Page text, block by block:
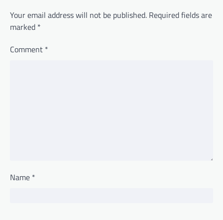
Your email address will not be published. Required fields are
marked *
Comment *
Name *